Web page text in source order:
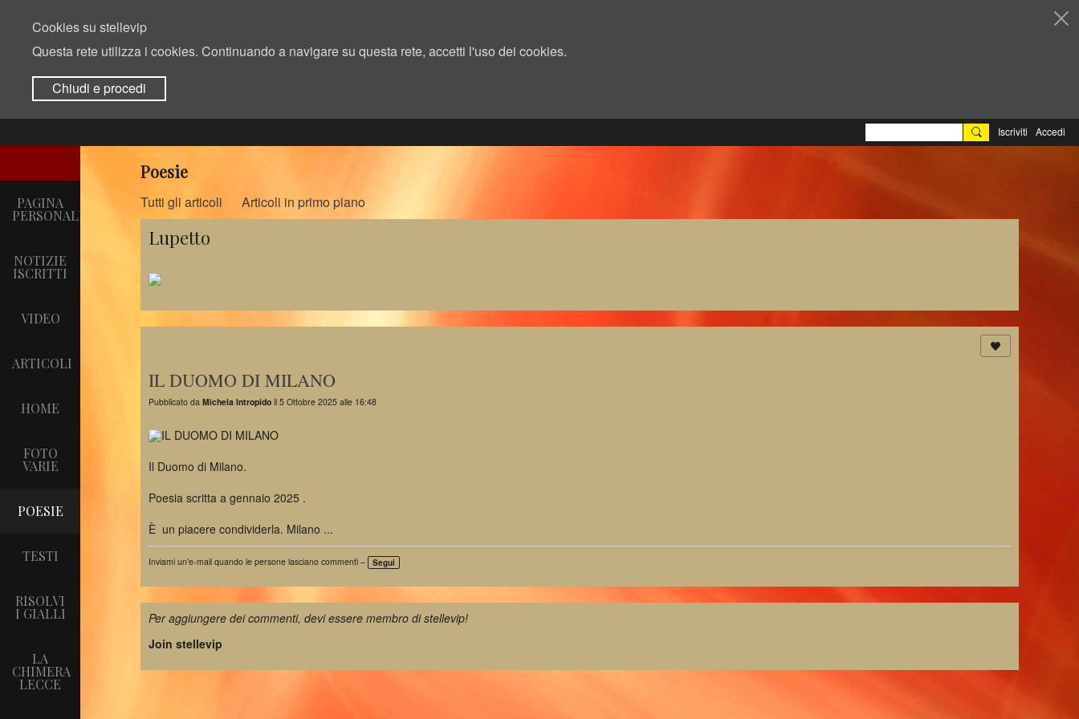
Cookies su stellevip
Questa rete utilizza i cookies. Continuando a navigare su questa rete, accetti l'uso dei cookies.
Chiudi e procedi
Iscriviti Accedi
stelle
vip
PAGINA
PERSONALE
NOTIZIE
ISCRITTI
VIDEO
ARTICOLI
HOME
FOTO
VARIE
POESIE
TESTI
RISOLVI
I GIALLI
LA
CHIMERA
LECCE
Poesie
Tutti gli articoli Articoli in primo piano
Lupetto
IL DUOMO DI MILANO
Pubblicato da Michela Intropidoil 5 Ottobre 2025 alle 16:48
Il Duomo di Milano.
Poesia scritta a gennaio 2025 .
È un piacere condividerla. Milano ...
Inviami un'e-mail quando le persone lasciano commenti – Segui
Per aggiungere dei commenti, devi essere membro di stellevip!
Join stellevip